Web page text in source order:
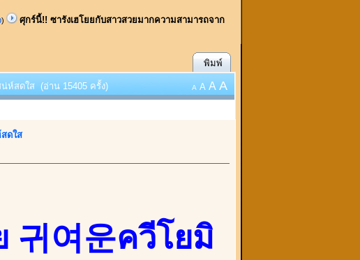
) ศุกร์นี้!! ซารังเฮโยยกับสาวสวยมากความสามารถจาก
พิมพ์
ห์สดใส (อ่าน 15405 ครั้ง) A A A A
ดใส
귀여운ควีโยมิ